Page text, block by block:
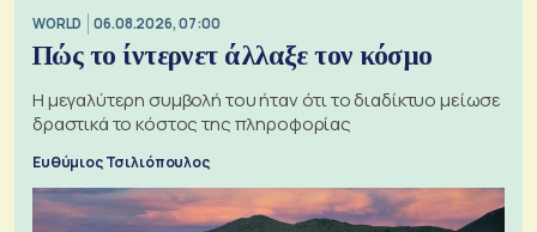
WORLD 06.08.2026, 07:00
Πώς το ίντερνετ άλλαξε τον κόσμο
Η μεγαλύτερη συμβολή του ήταν ότι το διαδίκτυο μείωσε
δραστικά το κόστος της πληροφορίας
Ευθύμιος Τσιλιόπουλος